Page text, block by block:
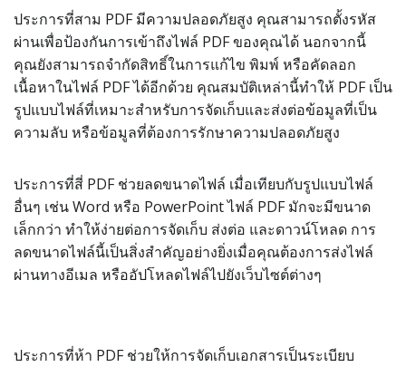
ประการที่สาม PDF มีความปลอดภัยสูง คุณสามารถตั้งรหัส
ผ่านเพื่อป้องกันการเข้าถึงไฟล์ PDF ของคุณได้ นอกจากนี้
คุณยังสามารถจำกัดสิทธิ์ในการแก้ไข พิมพ์ หรือคัดลอก
เนื้อหาในไฟล์ PDF ได้อีกด้วย คุณสมบัติเหล่านี้ทำให้ PDF เป็น
รูปแบบไฟล์ที่เหมาะสำหรับการจัดเก็บและส่งต่อข้อมูลที่เป็น
ความลับ หรือข้อมูลที่ต้องการรักษาความปลอดภัยสูง
ประการที่สี่ PDF ช่วยลดขนาดไฟล์ เมื่อเทียบกับรูปแบบไฟล์
อื่นๆ เช่น Word หรือ PowerPoint ไฟล์ PDF มักจะมีขนาด
เล็กกว่า ทำให้ง่ายต่อการจัดเก็บ ส่งต่อ และดาวน์โหลด การ
ลดขนาดไฟล์นี้เป็นสิ่งสำคัญอย่างยิ่งเมื่อคุณต้องการส่งไฟล์
ผ่านทางอีเมล หรืออัปโหลดไฟล์ไปยังเว็บไซต์ต่างๆ
ประการที่ห้า PDF ช่วยให้การจัดเก็บเอกสารเป็นระเบียบ